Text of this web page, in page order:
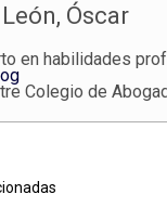
Óscar
en habilidades
Colegio de